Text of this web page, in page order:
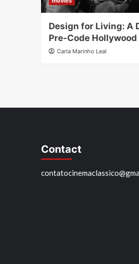
Design for Living: A
Pre-Code Hollywood
Carla Marinho Leal
Contact